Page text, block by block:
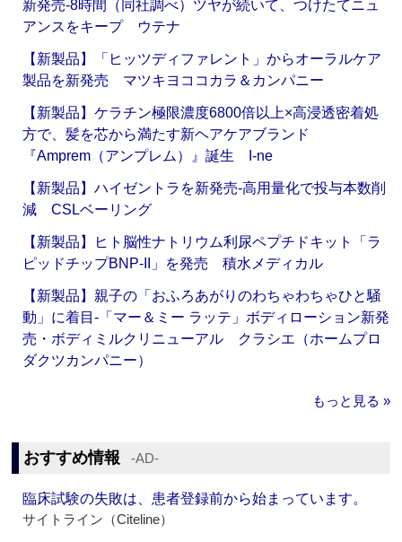
新発売‐8時間（同社調べ）ツヤが続いて、つけたてニュ
アンスをキープ ウテナ
【新製品】「ヒッツディファレント」からオーラルケア
製品を新発売 マツキヨココカラ＆カンパニー
【新製品】ケラチン極限濃度6800倍以上×高浸透密着処
方で、髪を芯から満たす新ヘアケアブランド
『Amprem（アンプレム）』誕生 I-ne
【新製品】ハイゼントラを新発売‐高用量化で投与本数削
減 CSLベーリング
【新製品】ヒト脳性ナトリウム利尿ペプチドキット「ラ
ピッドチップBNP-II」を発売 積水メディカル
【新製品】親子の「おふろあがりのわちゃわちゃひと騒
動」に着目‐「マー＆ミー ラッテ」ボディローション新発
売・ボディミルクリニューアル クラシエ（ホームプロ
ダクツカンパニー）
もっと見る »
おすすめ情報 ‐AD‐
臨床試験の失敗は、患者登録前から始まっています。
サイトライン（Citeline）